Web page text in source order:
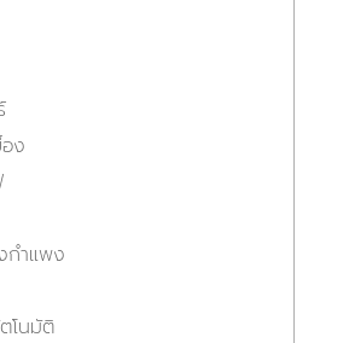
ง
กำแพง
โนมัติ